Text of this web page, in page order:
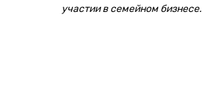
участии в семейном бизнесе.